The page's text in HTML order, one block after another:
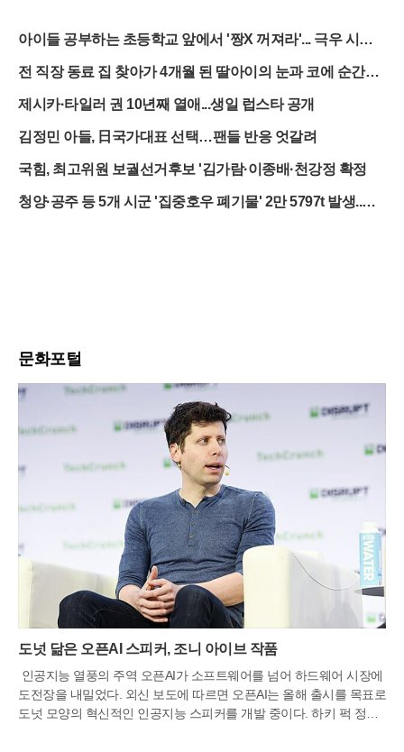
아이들 공부하는 초등학교 앞에서 '짱X 꺼져라'... 극우 시위
전 직장 동료 집 찾아가 4개월 된 딸아이의 눈과 코에 순간접
제시카·타일러 권 10년째 열애...생일 럽스타 공개
김정민 아들, 日국가대표 선택…팬들 반응 엇갈려
국힘, 최고위원 보궐선거후보 '김가람·이종배·천강정 확정
청양·공주 등 5개 시군 '집중호우 폐기물' 2만 5797t 발생..처
문화포털
도넛 닮은 오픈AI 스피커, 조니 아이브 작품
인공지능 열풍의 주역 오픈AI가 소프트웨어를 넘어 하드웨어 시장에
도전장을 내밀었다. 외신 보도에 따르면 오픈AI는 올해 출시를 목표로
도넛 모양의 혁신적인 인공지능 스피커를 개발 중이다. 하키 퍽 정도